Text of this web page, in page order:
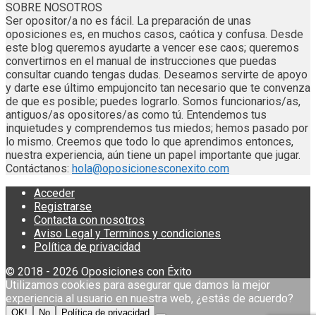
SOBRE NOSOTROS
Ser opositor/a no es fácil. La preparación de unas
oposiciones es, en muchos casos, caótica y confusa. Desde
este blog queremos ayudarte a vencer ese caos; queremos
convertirnos en el manual de instrucciones que puedas
consultar cuando tengas dudas. Deseamos servirte de apoyo
y darte ese último empujoncito tan necesario que te convenza
de que es posible; puedes lograrlo. Somos funcionarios/as,
antiguos/as opositores/as como tú. Entendemos tus
inquietudes y comprendemos tus miedos; hemos pasado por
lo mismo. Creemos que todo lo que aprendimos entonces,
nuestra experiencia, aún tiene un papel importante que jugar.
Contáctanos: hola@oposicionesconexito.com
Acceder
Registrarse
Contacta con nosotros
Aviso Legal y Terminos y condiciones
Política de privacidad
© 2018 - 2026 Oposiciones con Éxito
Utilizamos cookies para asegurar que damos la mejor
experiencia al usuario en nuestra web, ¿estás de acuerdo?
OK! No Política de privacidad